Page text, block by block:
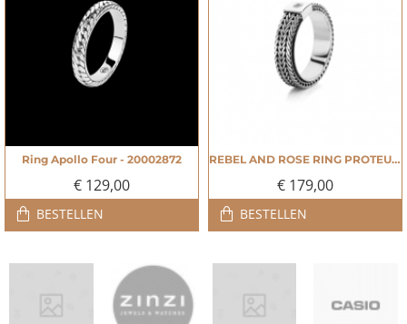
NIEUW
Ring Apollo Four - 20002872
€ 129,00
BESTELLEN
NIEUWREBEL AND ROSE RING PROTEUS ZILVER - 20002882
€ 179,00
BESTELLEN